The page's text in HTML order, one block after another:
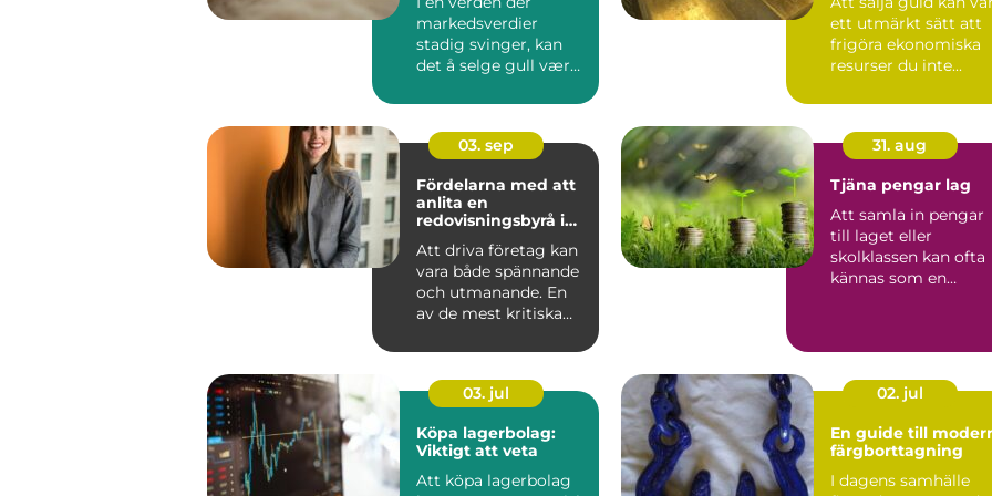
markedsverdier
stadig svinger, kan
det å selge gull være
ett utmärkt sätt att
frigöra ekonomiska
resurser du inte...
03. sep
Fördelarna med att
anlita en
redovisningsbyrå i
Att driva företag kan
vara både spännande
och utmanande. En
av de mest kritiska
31. aug
Tjäna pengar lag
Att samla in pengar
till laget eller
skolklassen kan ofta
kännas som en
03. jul
Köpa lagerbolag:
Viktigt att veta
Att köpa lagerbolag
02. jul
En guide till
färgborttagning
I dagens samhälle